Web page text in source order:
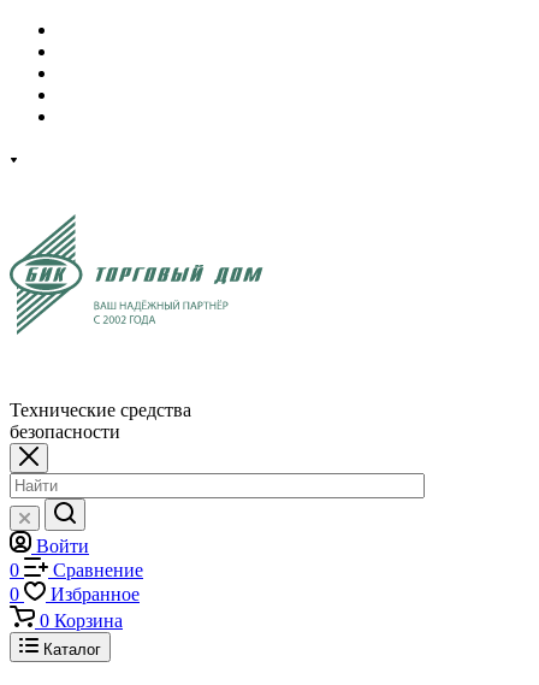
Технические средства
безопасности
Войти
0
Сравнение
0
Избранное
0 Корзина
Каталог